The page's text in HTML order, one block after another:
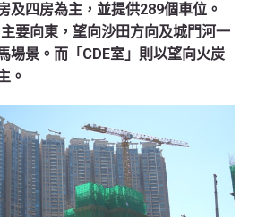
及四房為主，並提供289個車位。
要向東，望向沙田方向及城門河一
場景。而「CDE室」則以望向火炭
。